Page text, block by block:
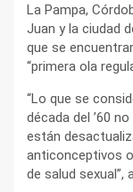
La Pampa,
Juan y la ciudad
que se
“primera ola
“Lo que se
década del ’60
están
anticonceptivos
de salud sexual”,